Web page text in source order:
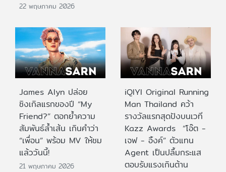
22 พฤษภาคม 2026
James Alyn ปล่อย
ซิงเกิลแรกของปี “My
Friend?” ตอกย้ำความ
สัมพันธ์ล้ำเส้น เกินคำว่า
“เพื่อน” พร้อม MV ให้ชม
แล้ววันนี้!
21 พฤษภาคม 2026
iQIYI Original Running
Man Thailand คว้า
รางวัลแรกสุดปังบนเวที
Kazz Awards “โอ๊ต -
เจฟ - อิ้งค์” ตัวแทน
Agent เป็นปลื้มกระแส
ตอบรับแรงเกินต้าน